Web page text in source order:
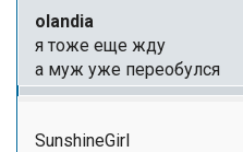
olandia
я тоже еще жду
а муж уже переобулся
SunshineGirl